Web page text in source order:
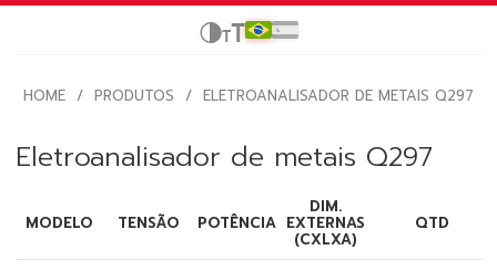
HOME / PRODUTOS / ELETROANALISADOR DE METAIS Q297
Eletroanalisador de metais Q297
MODELO TENSÃO POTÊNCIA
DIM.
EXTERNAS
(CXLXA)
QTD